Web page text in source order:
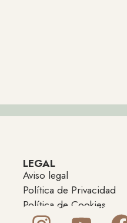
LEGAL
Aviso legal
Política de Privacidad
Política de Cookies